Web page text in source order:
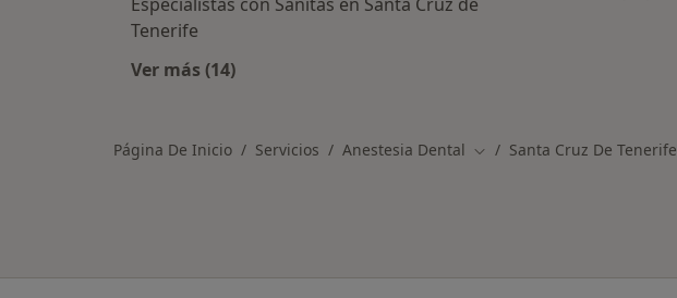
Tenerife
Ver más (14)
Página De Inicio Servicios Anestesia Dental Cambiar de ciudad
Santa Cruz De Tenerife